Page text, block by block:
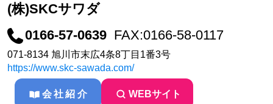
(株)SKCサワダ
0166-57-0639 FAX:0166-58-0117
071-8134 旭川市末広4条8丁目1番3号
https://www.skc-sawada.com/
会社紹介 WEBサイト